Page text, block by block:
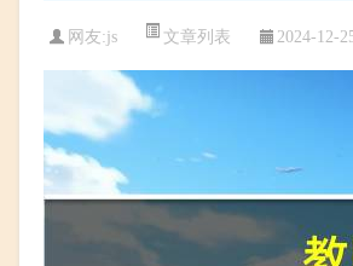
网友:js 文章列表 2024-12-